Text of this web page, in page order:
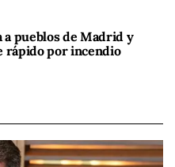
a pueblos de Madrid y
rápido por incendio